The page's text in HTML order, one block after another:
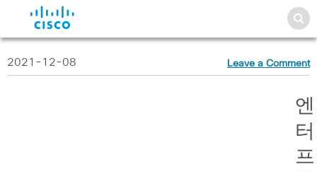
2021-12-08 Leave a Comment
엔
터
프